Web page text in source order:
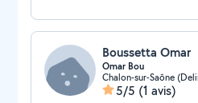
Boussetta Omar
Omar Bou
Chalon-sur-Saône
5/5 (1 avis)